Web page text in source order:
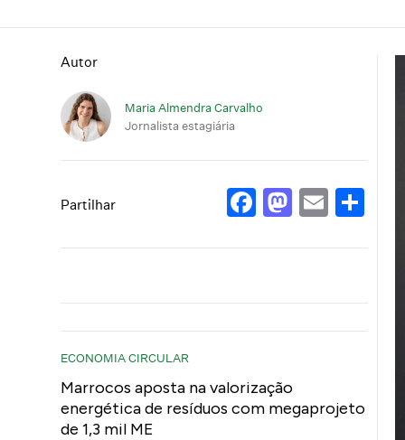
Autor
Maria Almendra Carvalho
Jornalista estagiária
Partilhar Facebook
Email
ECONOMIA CIRCULAR
Marrocos aposta na valorização
energética de resíduos com megaprojeto
de 1,3 mil ME